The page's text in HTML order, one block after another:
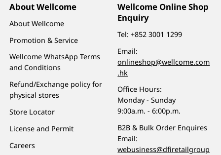
About Wellcome
About Wellcome
Promotion & Service
Wellcome WhatsApp Terms
and Conditions
Refund/Exchange policy for
physical stores
Store Locator
License and Permit
Careers
Wellcome Online Shop
Enquiry
Tel:+852 3001 1299
Email:
onlineshop@wellcome.com
.hk
Office Hours:
Monday - Sunday
9:00a.m. - 6:00p.m.
B2B & Bulk Order Enquires
Email:
webusiness@dfiretailgroup